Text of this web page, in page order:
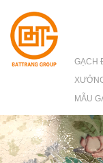
GẠCH
MẪU